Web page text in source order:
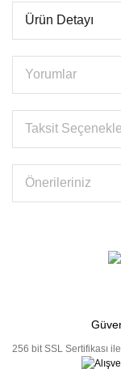
Ürün Detayı
Yorumlar
Taksit
Önerileriniz
256 bit SSL Sertifikası